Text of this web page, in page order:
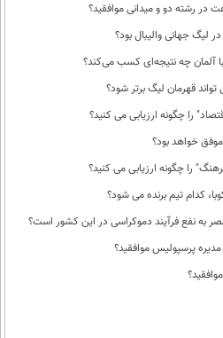
در رشته دو و میدانی موافقید؟
لیگ جهانی والیبال بود؟
آلمان چه نتیجه‌ای کسب می‌کند؟
تواند قهرمان لیگ برتر شود؟
را چگونه ارزیابی می کنید؟
خواهد بود؟
را چگونه ارزیابی می کنید؟
کدام تیم برنده می شود؟
به نفع فرآیند دموکراسی در این کشور است؟
پرسپولیس موافقید؟